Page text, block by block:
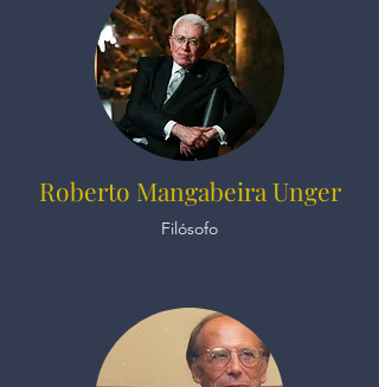
Roberto Mangabeira Unger
Filósofo